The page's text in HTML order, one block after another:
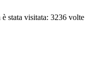
è stata visitata: 3236 volte